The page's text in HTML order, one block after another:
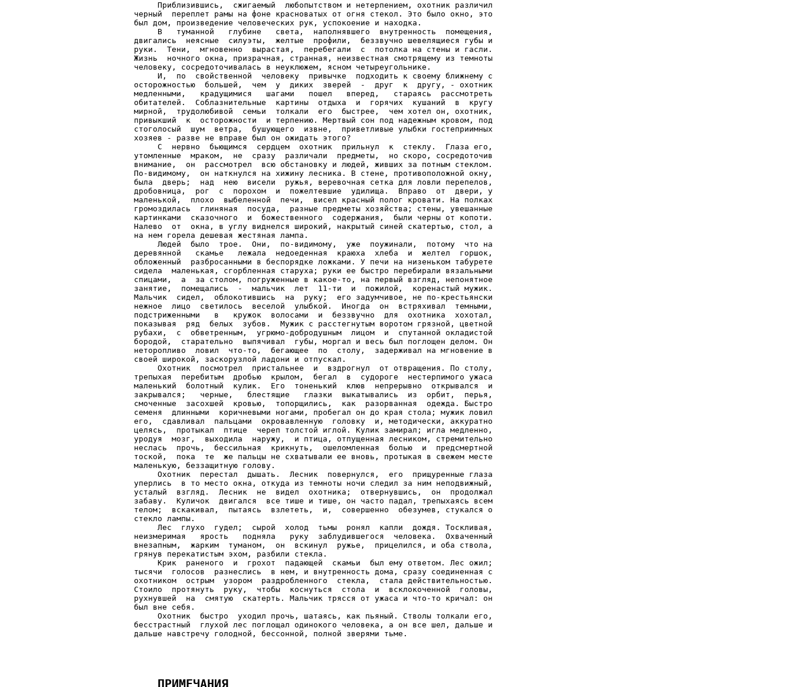
     Приблизившись,  сжигаемый  любопытством и нетерпением, охотник различил
черный  переплет рамы на фоне красноватых от огня стекол. Это было окно, это
был дом, произведение человеческих рук, успокоение и находка.
     В   туманной   глубине   света,  наполнявшего  внутренность  помещения,
двигались  неясные  силуэты,  желтые  профили,  беззвучно шевелящиеся губы и
руки.  Тени,  мгновенно  вырастая,  перебегали  с  потолка на стены и гасли.
Жизнь  ночного окна, призрачная, странная, неизвестная смотрящему из темноты
человеку, сосредоточивалась в неуклюжем, ясном четыреугольнике.
     И,  по  свойственной  человеку  привычке  подходить к своему ближнему с
осторожностью  большей,  чем  у  диких  зверей  -  друг  к  другу, - охотник
медленными,   крадущимися   шагами   пошел   вперед,   стараясь  рассмотреть
обитателей.  Соблазнительные  картины  отдыха  и  горячих  кушаний  в  кругу
мирной,  трудолюбивой  семьи  толкали  его  быстрее,  чем хотел он, охотник,
привыкший  к  осторожности  и терпению. Мертвый сон под надежным кровом, под
стоголосый  шум  ветра,  бушующего  извне,  приветливые улыбки гостеприимных
хозяев - разве не вправе был он ожидать этого?
     С  нервно  бьющимся  сердцем  охотник  прильнул  к  стеклу.  Глаза его,
утомленные  мраком,  не  сразу  различали  предметы,  но скоро, сосредоточив
внимание,  он  рассмотрел  всю обстановку и людей, живших за потным стеклом.
По-видимому,  он наткнулся на хижину лесника. В стене, противоположной окну,
была  дверь;  над  нею  висели  ружья, веревочная сетка для ловли перепелов,
дробовница,  рог  с  порохом  и  пожелтевшие  удилища.  Вправо  от  двери, у
маленькой,  плохо  выбеленной  печи,  висел красный полог кровати. На полках
громоздилась  глиняная  посуда,  разные предметы хозяйства; стены, увешанные
картинками  сказочного  и  божественного  содержания,  были черны от копоти.
Налево  от  окна, в углу виднелся широкий, накрытый синей скатертью, стол, а
на нем горела дешевая жестяная лампа.
     Людей  было  трое.  Они,  по-видимому,  уже  поужинали,  потому  что на
деревянной   скамье   лежала  недоеденная  краюха  хлеба  и  желтел  горшок,
обложенный  разбросанными в беспорядке ложками. У печи на низеньком табурете
сидела  маленькая, сгорбленная старуха; руки ее быстро перебирали вязальными
спицами,  а  за столом, погруженные в какое-то, на первый взгляд, непонятное
занятие,  помещались  -  мальчик  лет  11-ти  и  пожилой,  коренастый мужик.
Мальчик  сидел,  облокотившись  на  руку;  его задумчивое, не по-крестьянски
нежное  лицо  светилось  веселой  улыбкой.  Иногда  он  встряхивал  темными,
подстриженными   в   кружок  волосами  и  беззвучно  для  охотника  хохотал,
показывая  ряд  белых  зубов.  Мужик с расстегнутым воротом грязной, цветной
рубахи,  с  обветренным,  угрюмо-добродушным  лицом  и  спутанной окладистой
бородой,  старательно  выпячивал  губы, моргал и весь был поглощен делом. Он
неторопливо  ловил  что-то,  бегающее  по  столу,  задерживал на мгновение в
своей широкой, заскорузлой ладони и отпускал.
     Охотник  посмотрел  пристальнее  и  вздрогнул  от отвращения. По столу,
трепыхая  перебитым  дробью  крылом,  бегал  в  судороге  нестерпимого ужаса
маленький  болотный  кулик.  Его  тоненький  клюв  непрерывно  открывался  и
закрывался;   черные,   блестящие   глазки  выкатывались  из  орбит,  перья,
смоченные  засохшей  кровью,  топорщились,  как  разорванная  одежда. Быстро
семеня  длинными  коричневыми ногами, пробегал он до края стола; мужик ловил
его,  сдавливал  пальцами  окровавленную  головку  и, методически, аккуратно
целясь,  протыкал  птице  череп толстой иглой. Кулик замирал; игла медленно,
уродуя  мозг,  выходила  наружу,  и птица, отпущенная лесником, стремительно
неслась  прочь,  бессильная  крикнуть,  ошеломленная  болью  и  предсмертной
тоской,  пока  те  же пальцы не схватывали ее вновь, протыкая в свежем месте
маленькую, беззащитную голову.
     Охотник  перестал  дышать.  Лесник  повернулся,  его  прищуренные глаза
уперлись  в то место окна, откуда из темноты ночи следил за ним неподвижный,
усталый  взгляд.  Лесник  не  видел  охотника;  отвернувшись,  он  продолжал
забаву.  Куличок  двигался  все тише и тише, он часто падал, трепыхаясь всем
телом;  вскакивал,  пытаясь  взлететь,  и,  совершенно  обезумев, стукался о
стекло лампы.
     Лес  глухо  гудел;  сырой  холод  тьмы  ронял  капли  дождя. Тоскливая,
неизмеримая   ярость   подняла   руку  заблудившегося  человека.  Охваченный
внезапным,  жарким  туманом,  он  вскинул  ружье,  прицелился, и оба ствола,
грянув перекатистым эхом, разбили стекла.
     Крик  раненого  и  грохот  падающей  скамьи  был ему ответом. Лес ожил;
тысячи  голосов  разнеслись  в нем, и внутренность дома, сразу соединенная с
охотником  острым  узором  раздробленного  стекла,  стала действительностью.
Стоило  протянуть  руку,  чтобы  коснуться  стола  и  всклокоченной  головы,
рухнувшей  на  смятую  скатерть. Мальчик трясся от ужаса и что-то кричал: он
был вне себя.
     Охотник  быстро  уходил прочь, шатаясь, как пьяный. Стволы толкали его,
бесстрастный  глухой лес поглощал одинокого человека, а он все шел, дальше и